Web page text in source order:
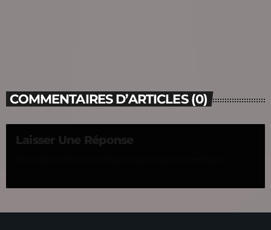
COMMENTAIRES D’ARTICLES (0)
Laisser Une Réponse